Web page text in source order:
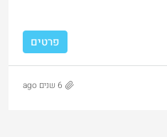
פרטים
6 שנים ago